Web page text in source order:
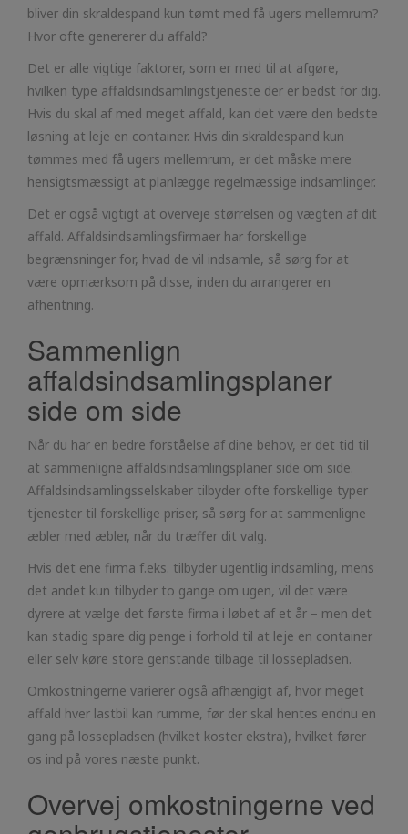
bliver din skraldespand kun tømt med få ugers mellemrum?
Hvor ofte genererer du affald?
Det er alle vigtige faktorer, som er med til at afgøre,
hvilken type affaldsindsamlingstjeneste der er bedst for dig.
Hvis du skal af med meget affald, kan det være den bedste
løsning at leje en container. Hvis din skraldespand kun
tømmes med få ugers mellemrum, er det måske mere
hensigtsmæssigt at planlægge regelmæssige indsamlinger.
Det er også vigtigt at overveje størrelsen og vægten af dit
affald. Affaldsindsamlingsfirmaer har forskellige
begrænsninger for, hvad de vil indsamle, så sørg for at
være opmærksom på disse, inden du arrangerer en
afhentning.
Sammenlign
affaldsindsamlingsplaner
side om side
Når du har en bedre forståelse af dine behov, er det tid til
at sammenligne affaldsindsamlingsplaner side om side.
Affaldsindsamlingsselskaber tilbyder ofte forskellige typer
tjenester til forskellige priser, så sørg for at sammenligne
æbler med æbler, når du træffer dit valg.
Hvis det ene firma f.eks. tilbyder ugentlig indsamling, mens
det andet kun tilbyder to gange om ugen, vil det være
dyrere at vælge det første firma i løbet af et år – men det
kan stadig spare dig penge i forhold til at leje en container
eller selv køre store genstande tilbage til lossepladsen.
Omkostningerne varierer også afhængigt af, hvor meget
affald hver lastbil kan rumme, før der skal hentes endnu en
gang på lossepladsen (hvilket koster ekstra), hvilket fører
os ind på vores næste punkt.
Overvej omkostningerne ved